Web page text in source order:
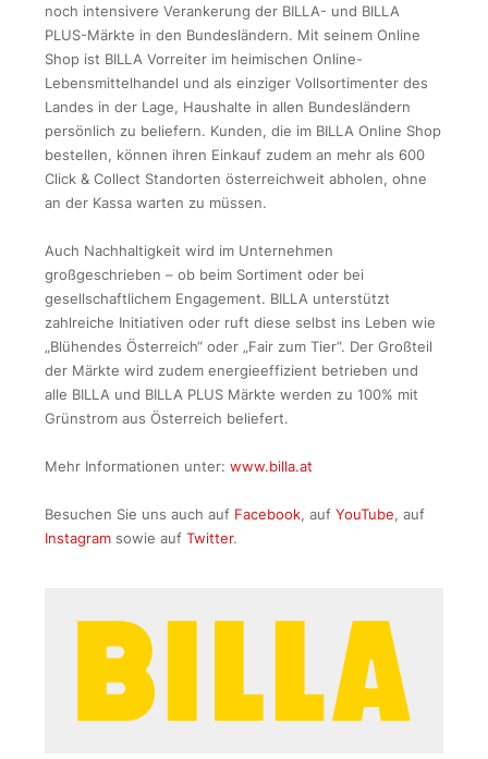
noch intensivere Verankerung der BILLA- und BILLA
PLUS-Märkte in den Bundesländern. Mit seinem Online
Shop ist BILLA Vorreiter im heimischen Online-
Lebensmittelhandel und als einziger Vollsortimenter des
Landes in der Lage, Haushalte in allen Bundesländern
persönlich zu beliefern. Kunden, die im BILLA Online Shop
bestellen, können ihren Einkauf zudem an mehr als 600
Click & Collect Standorten österreichweit abholen, ohne
an der Kassa warten zu müssen.
Auch Nachhaltigkeit wird im Unternehmen
großgeschrieben – ob beim Sortiment oder bei
gesellschaftlichem Engagement. BILLA unterstützt
zahlreiche Initiativen oder ruft diese selbst ins Leben wie
„Blühendes Österreich“ oder „Fair zum Tier“. Der Großteil
der Märkte wird zudem energieeffizient betrieben und
alle BILLA und BILLA PLUS Märkte werden zu 100% mit
Grünstrom aus Österreich beliefert.
Mehr Informationen unter: www.billa.at
Besuchen Sie uns auch auf Facebook, auf YouTube, auf
Instagram sowie auf Twitter.